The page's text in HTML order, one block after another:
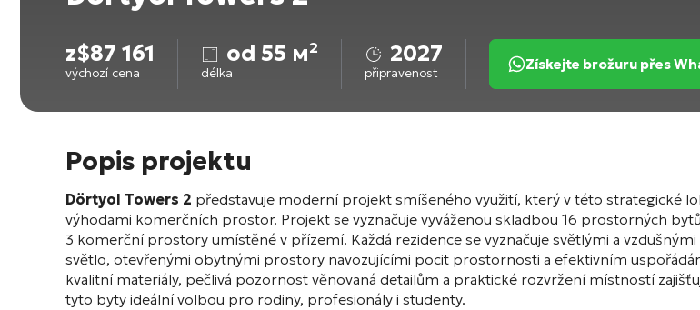
z$87 161
výchozí cena
od 55 м²
délka
2027
připravenost Získejte brožuru přes
Popis projektu
Dörtyol Towers 2 představuje moderní projekt smíšeného využití, který v této strategické
výhodami komerčních prostor. Projekt se vyznačuje vyváženou skladbou 16 prostorných
3 komerční prostory umístěné v přízemí. Každá rezidence se vyznačuje světlými a
světlo, otevřenými obytnými prostory navozujícími pocit prostornosti a efektivním
kvalitní materiály, pečlivá pozornost věnovaná detailům a praktické rozvržení místností
tyto byty ideální volbou pro rodiny, profesionály i studenty.